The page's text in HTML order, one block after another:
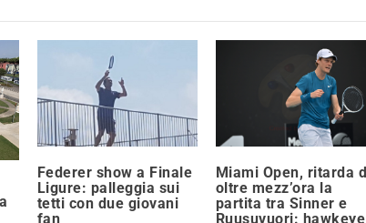
Federer show a Finale
Ligure: palleggia sui
tetti con due giovani
fan
Miami Open, ritarda
oltre mezz’ora la
partita tra Sinner e
Ruusuvuori: hawkeye